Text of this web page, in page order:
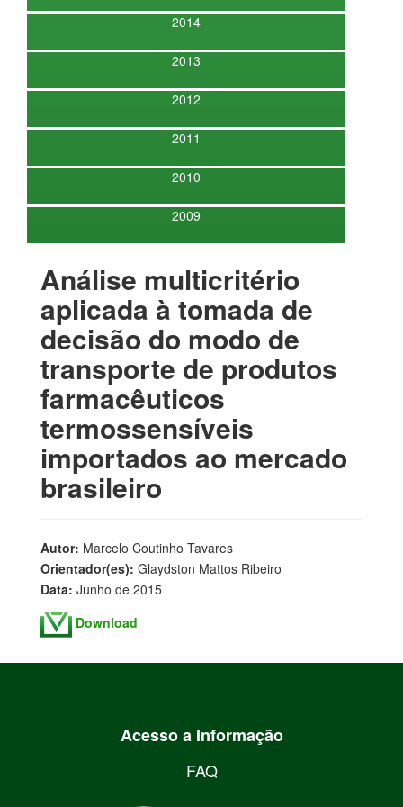
2014
2013
2012
2011
2010
2009
Análise multicritério
aplicada à tomada de
decisão do modo de
transporte de produtos
farmacêuticos
termossensíveis
importados ao mercado
brasileiro
Autor: Marcelo Coutinho Tavares
Orientador(es): Glaydston Mattos Ribeiro
Data: Junho de 2015
Download
Acesso a Informação
FAQ